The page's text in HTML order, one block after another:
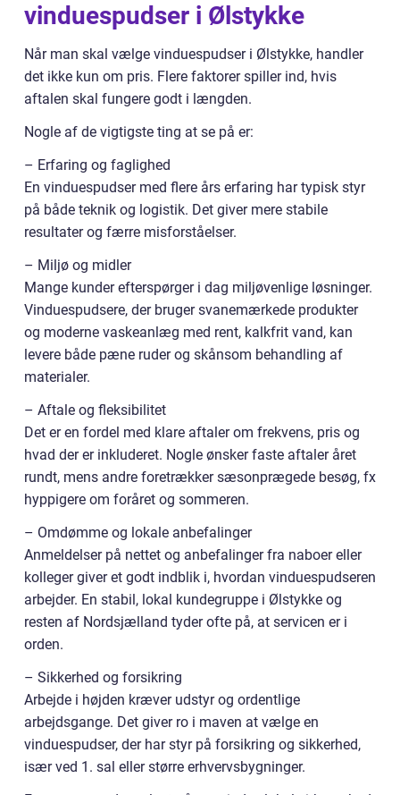
vinduespudser i Ølstykke
Når man skal vælge vinduespudser i Ølstykke, handler
det ikke kun om pris. Flere faktorer spiller ind, hvis
aftalen skal fungere godt i længden.
Nogle af de vigtigste ting at se på er:
– Erfaring og faglighed
En vinduespudser med flere års erfaring har typisk styr
på både teknik og logistik. Det giver mere stabile
resultater og færre misforståelser.
– Miljø og midler
Mange kunder efterspørger i dag miljøvenlige løsninger.
Vinduespudsere, der bruger svanemærkede produkter
og moderne vaskeanlæg med rent, kalkfrit vand, kan
levere både pæne ruder og skånsom behandling af
materialer.
– Aftale og fleksibilitet
Det er en fordel med klare aftaler om frekvens, pris og
hvad der er inkluderet. Nogle ønsker faste aftaler året
rundt, mens andre foretrækker sæsonprægede besøg, fx
hyppigere om foråret og sommeren.
– Omdømme og lokale anbefalinger
Anmeldelser på nettet og anbefalinger fra naboer eller
kolleger giver et godt indblik i, hvordan vinduespudseren
arbejder. En stabil, lokal kundegruppe i Ølstykke og
resten af Nordsjælland tyder ofte på, at servicen er i
orden.
– Sikkerhed og forsikring
Arbejde i højden kræver udstyr og ordentlige
arbejdsgange. Det giver ro i maven at vælge en
vinduespudser, der har styr på forsikring og sikkerhed,
især ved 1. sal eller større erhvervsbygninger.